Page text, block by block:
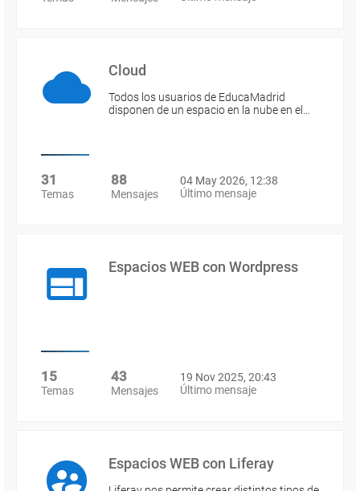
Cloud
Todos los usuarios de EducaMadrid
disponen de un espacio en la nube en el…
31
Temas
88
Mensajes
04 May 2026, 12:38
Último mensaje
Espacios WEB con Wordpress
15
Temas
43
Mensajes
19 Nov 2025, 20:43
Último mensaje
Espacios WEB con Liferay